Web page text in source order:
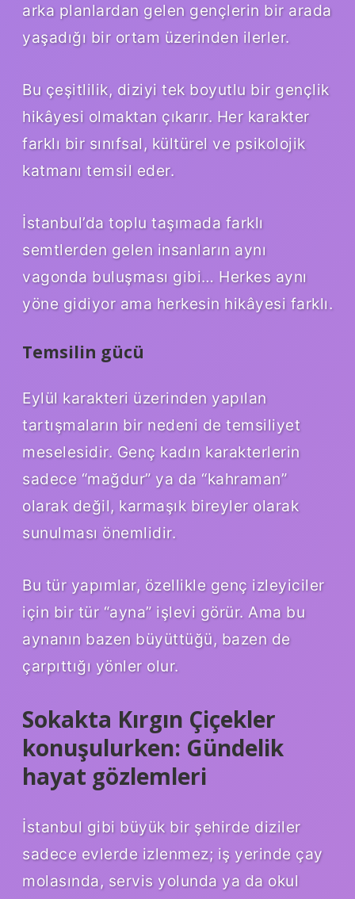
arka planlardan gelen gençlerin bir arada
yaşadığı bir ortam üzerinden ilerler.
Bu çeşitlilik, diziyi tek boyutlu bir gençlik
hikâyesi olmaktan çıkarır. Her karakter
farklı bir sınıfsal, kültürel ve psikolojik
katmanı temsil eder.
İstanbul’da toplu taşımada farklı
semtlerden gelen insanların aynı
vagonda buluşması gibi… Herkes aynı
yöne gidiyor ama herkesin hikâyesi farklı.
Temsilin gücü
Eylül karakteri üzerinden yapılan
tartışmaların bir nedeni de temsiliyet
meselesidir. Genç kadın karakterlerin
sadece “mağdur” ya da “kahraman”
olarak değil, karmaşık bireyler olarak
sunulması önemlidir.
Bu tür yapımlar, özellikle genç izleyiciler
için bir tür “ayna” işlevi görür. Ama bu
aynanın bazen büyüttüğü, bazen de
çarpıttığı yönler olur.
Sokakta Kırgın Çiçekler
konuşulurken: Gündelik
hayat gözlemleri
İstanbul gibi büyük bir şehirde diziler
sadece evlerde izlenmez; iş yerinde çay
molasında, servis yolunda ya da okul